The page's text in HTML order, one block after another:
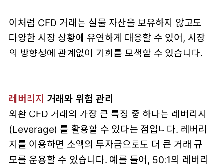
이처럼 CFD 거래는 실물 자산을 보유하지 않고도
다양한 시장 상황에 유연하게 대응할 수 있어, 시장
의 방향성에 관계없이 기회를 모색할 수 있습니다.
레버리지 거래와 위험 관리
외환 CFD 거래의 가장 큰 특징 중 하나는 레버리지
(Leverage) 를 활용할 수 있다는 점입니다. 레버리
지를 이용하면 소액의 투자금으로도 더 큰 거래 규
모를 운용할 수 있습니다. 예를 들어, 50:1의 레버리